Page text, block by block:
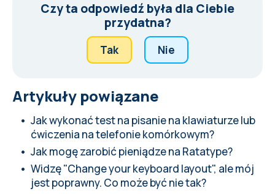
Czy ta odpowiedź była dla Ciebie
przydatna?
Tak Nie
Artykuły powiązane
Jak wykonać test na pisanie na klawiaturze lub
ćwiczenia na telefonie komórkowym?
Jak mogę zarobić pieniądze na Ratatype?
Widzę "Change your keyboard layout", ale mój
jest poprawny. Co może być nie tak?